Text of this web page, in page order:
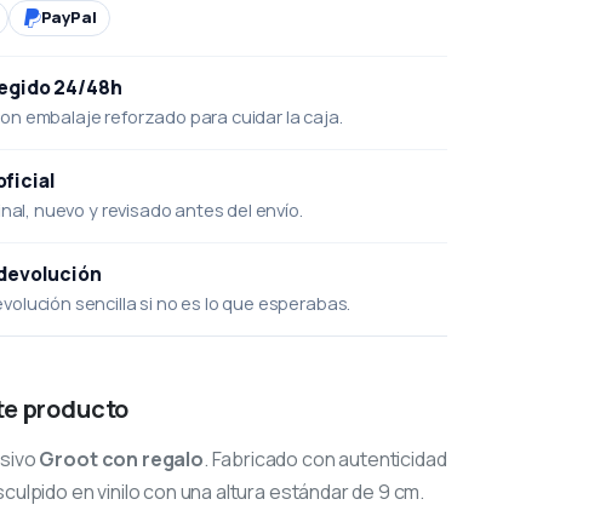
PayPal
24/48h
embalaje reforzado para cuidar la caja.
nuevo y revisado antes del envío.
sencilla si no es lo que esperabas.
producto
Groot con regalo. Fabricado con autenticidad
en vinilo con una altura estándar de 9 cm.